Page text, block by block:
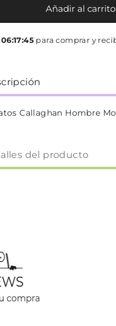
Añadir al carrito
06:17:45 para comprar y
Callaghan Hombre
del producto